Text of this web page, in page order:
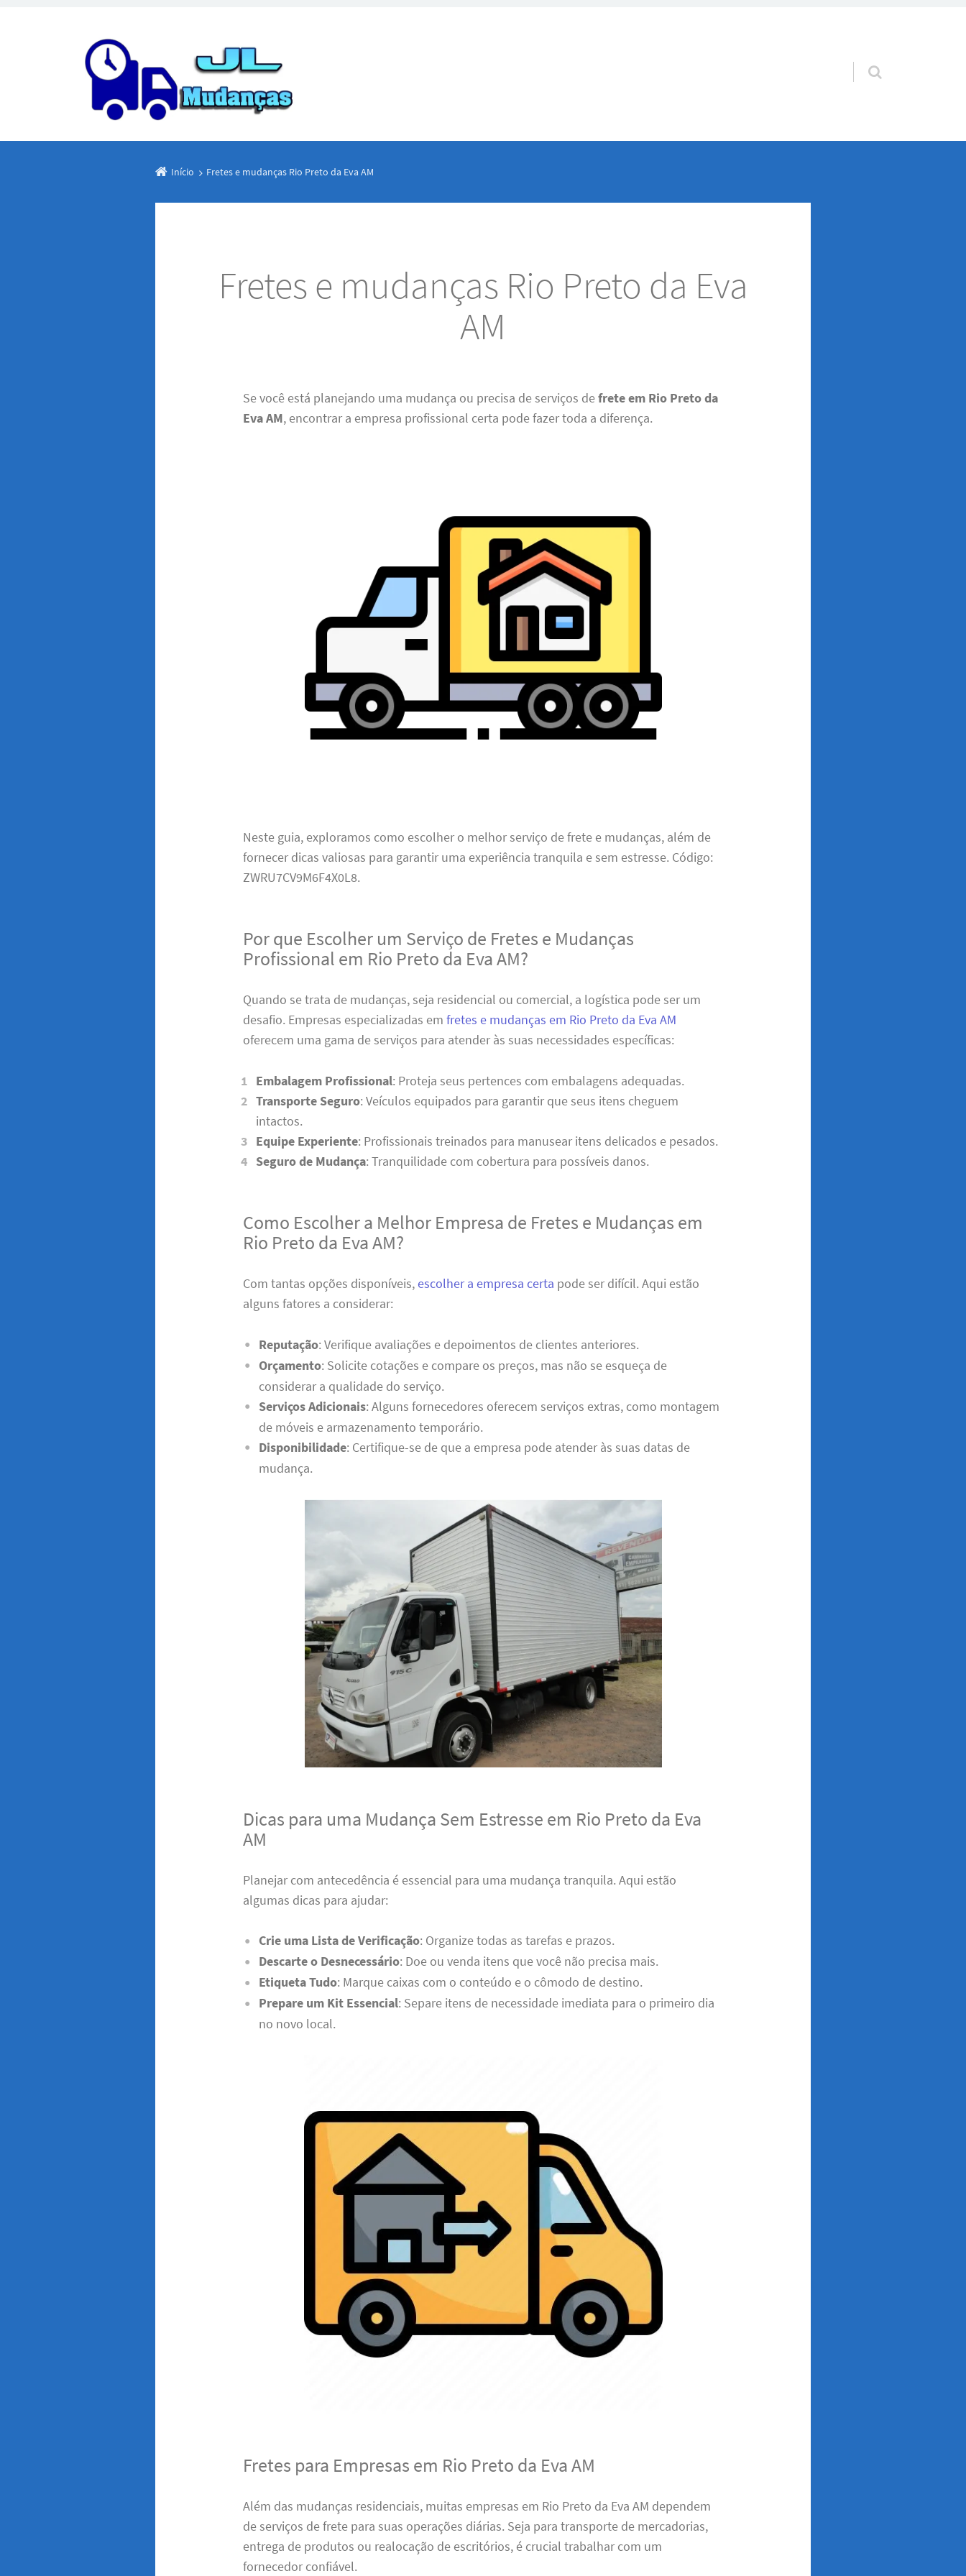
Pular para o conteúdo
Início Fretes e mudanças Rio Preto da Eva AM
Fretes e mudanças Rio Preto da Eva
AM
Se você está planejando uma mudança ou precisa de serviços defrete em Rio Preto da
Eva AM, encontrar a empresa profissional certa pode fazer toda a diferença.
Neste guia, exploramos como escolher o melhor serviço de frete e mudanças, além de
fornecer dicas valiosas para garantir uma experiência tranquila e sem estresse. Código:
ZWRU7CV9M6F4X0L8.
Por que Escolher um Serviço de Fretes e Mudanças
Profissional em Rio Preto da Eva AM?
Quando se trata de mudanças, seja residencial ou comercial, a logística pode ser um
desafio. Empresas especializadas emfretes e mudanças em Rio Preto da Eva AM
oferecem uma gama de serviços para atender às suas necessidades específicas:
Embalagem Profissional: Proteja seus pertences com embalagens adequadas.
Transporte Seguro: Veículos equipados para garantir que seus itens cheguem
intactos.
Equipe Experiente: Profissionais treinados para manusear itens delicados e pesados.
Seguro de Mudança: Tranquilidade com cobertura para possíveis danos.
Como Escolher a Melhor Empresa de Fretes e Mudanças em
Rio Preto da Eva AM?
Com tantas opções disponíveis,escolher a empresa certa pode ser difícil. Aqui estão
alguns fatores a considerar:
Reputação: Verifique avaliações e depoimentos de clientes anteriores.
Orçamento: Solicite cotações e compare os preços, mas não se esqueça de
considerar a qualidade do serviço.
Serviços Adicionais: Alguns fornecedores oferecem serviços extras, como montagem
de móveis e armazenamento temporário.
Disponibilidade: Certifique-se de que a empresa pode atender às suas datas de
mudança.
Dicas para uma Mudança Sem Estresse em Rio Preto da Eva
AM
Planejar com antecedência é essencial para uma mudança tranquila. Aqui estão
algumas dicas para ajudar:
Crie uma Lista de Verificação: Organize todas as tarefas e prazos.
Descarte o Desnecessário: Doe ou venda itens que você não precisa mais.
Etiqueta Tudo: Marque caixas com o conteúdo e o cômodo de destino.
Prepare um Kit Essencial: Separe itens de necessidade imediata para o primeiro dia
no novo local.
Fretes para Empresas em Rio Preto da Eva AM
Além das mudanças residenciais, muitas empresas em Rio Preto da Eva AM dependem
de serviços de frete para suas operações diárias. Seja para transporte de mercadorias,
entrega de produtos ou realocação de escritórios, é crucial trabalhar com um
fornecedor confiável.